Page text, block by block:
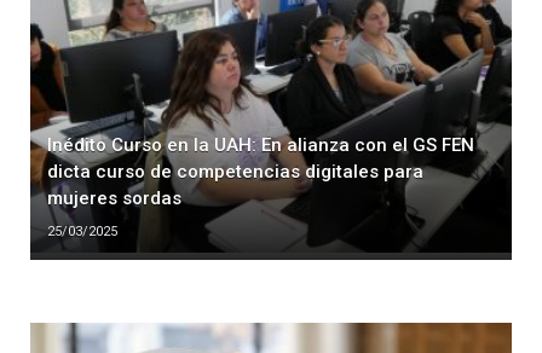
Inédito Curso en la UAH: En alianza con el GS FEN
dicta curso de competencias digitales para
mujeres sordas
25/03/2025